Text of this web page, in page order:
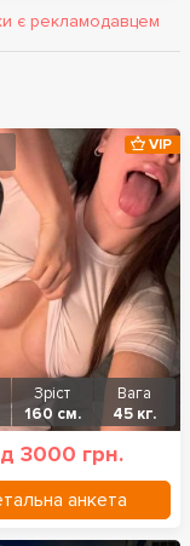
є рекламодавцем
Зріст
160 см.
Вага
45 кг.
3000 грн.
анкета
VIP